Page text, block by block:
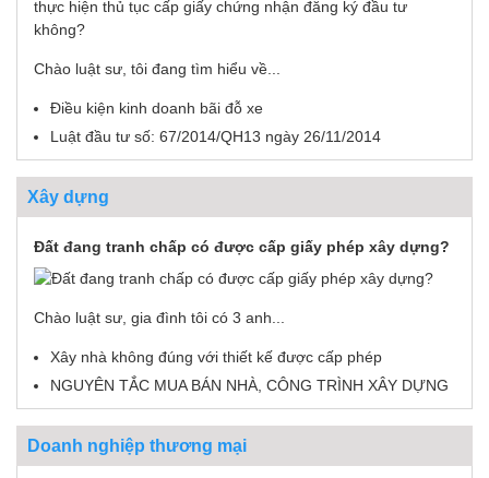
Chào luật sư, tôi đang tìm hiểu về...
Điều kiện kinh doanh bãi đỗ xe
Luật đầu tư số: 67/2014/QH13 ngày 26/11/2014
Xây dựng
Đất đang tranh chấp có được cấp giấy phép xây dựng?
Chào luật sư, gia đình tôi có 3 anh...
Xây nhà không đúng với thiết kế được cấp phép
NGUYÊN TẮC MUA BÁN NHÀ, CÔNG TRÌNH XÂY DỰNG
Doanh nghiệp thương mại